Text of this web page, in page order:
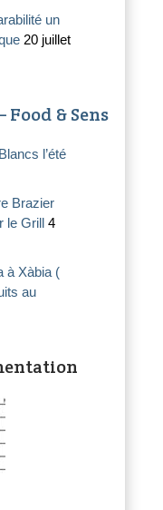
un
20 juillet
Food & Sens
l’été
Brazier
Grill
4
à Xàbia (
au